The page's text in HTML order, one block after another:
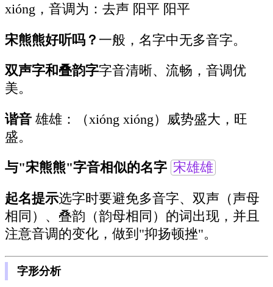
xióng，音调为：去声 阳平 阳平
宋熊熊好听吗？ 一般，名字中无多音字。
双声字和叠韵字字音清晰、流畅，音调优
美。
谐音 雄雄：（xióng xióng）威势盛大，旺
盛。
与"宋熊熊"字音相似的名字 宋雄雄
起名提示选字时要避免多音字、双声（声母
相同）、叠韵（韵母相同）的词出现，并且
注意音调的变化，做到"抑扬顿挫"。
字形分析